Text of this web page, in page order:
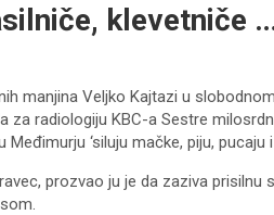
klevetniče
manjina Veljko Kajtazi u
za radiologiju KBC-a Sestre
‘siluju mačke, piju, pucaju i
prozvao ju je da zaziva